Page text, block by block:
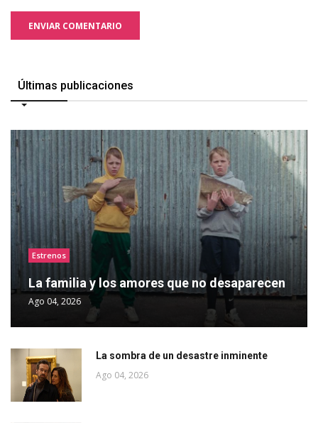
ENVIAR COMENTARIO
Últimas publicaciones
Estrenos
La familia y los amores que no desaparecen
Ago 04, 2026
La sombra de un desastre inminente
Ago 04, 2026